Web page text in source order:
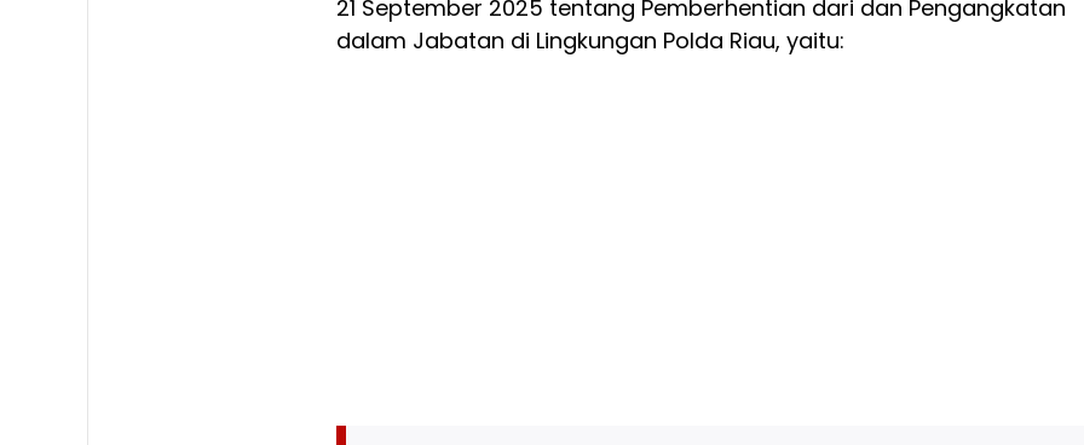
21 September 2025 tentang Pemberhentian dari dan Pengangkatan
dalam Jabatan di Lingkungan Polda Riau, yaitu: